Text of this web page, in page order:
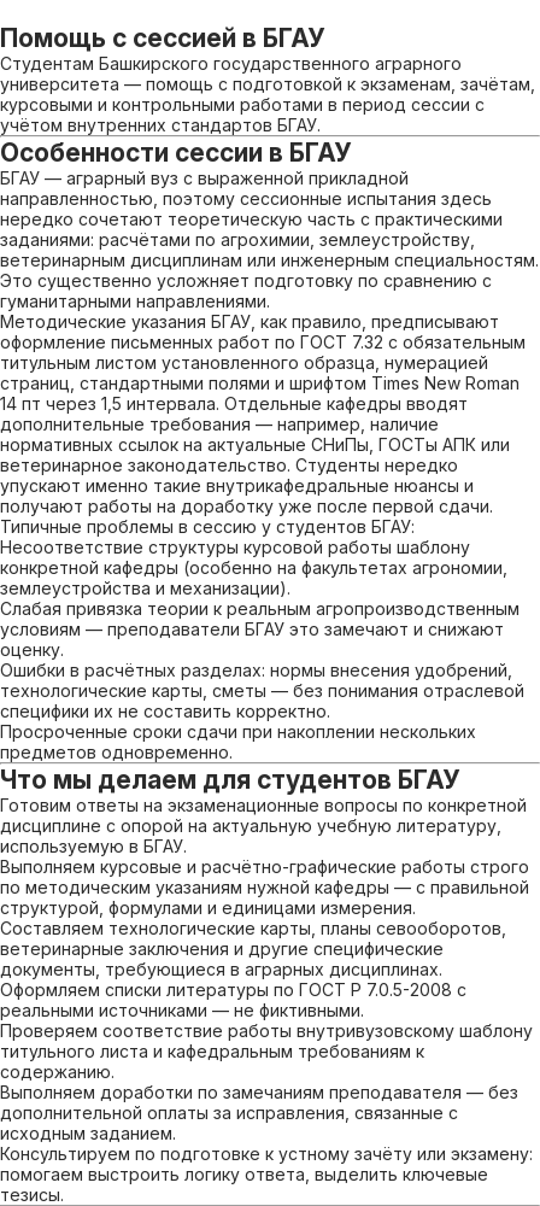
Помощь с сессией в БГАУ
Студентам Башкирского государственного аграрного
университета — помощь с подготовкой к экзаменам, зачётам,
курсовыми и контрольными работами в период сессии с
учётом внутренних стандартов БГАУ.
Особенности сессии в БГАУ
БГАУ — аграрный вуз с выраженной прикладной
направленностью, поэтому сессионные испытания здесь
нередко сочетают теоретическую часть с практическими
заданиями: расчётами по агрохимии, землеустройству,
ветеринарным дисциплинам или инженерным специальностям.
Это существенно усложняет подготовку по сравнению с
гуманитарными направлениями.
Методические указания БГАУ, как правило, предписывают
оформление письменных работ по ГОСТ 7.32 с обязательным
титульным листом установленного образца, нумерацией
страниц, стандартными полями и шрифтом Times New Roman
14 пт через 1,5 интервала. Отдельные кафедры вводят
дополнительные требования — например, наличие
нормативных ссылок на актуальные СНиПы, ГОСТы АПК или
ветеринарное законодательство. Студенты нередко
упускают именно такие внутрикафедральные нюансы и
получают работы на доработку уже после первой сдачи.
Типичные проблемы в сессию у студентов БГАУ:
Несоответствие структуры курсовой работы шаблону
конкретной кафедры (особенно на факультетах агрономии,
землеустройства и механизации).
Слабая привязка теории к реальным агропроизводственным
условиям — преподаватели БГАУ это замечают и снижают
оценку.
Ошибки в расчётных разделах: нормы внесения удобрений,
технологические карты, сметы — без понимания отраслевой
специфики их не составить корректно.
Просроченные сроки сдачи при накоплении нескольких
предметов одновременно.
Что мы делаем для студентов БГАУ
Готовим ответы на экзаменационные вопросы по конкретной
дисциплине с опорой на актуальную учебную литературу,
используемую в БГАУ.
Выполняем курсовые и расчётно-графические работы строго
по методическим указаниям нужной кафедры — с правильной
структурой, формулами и единицами измерения.
Составляем технологические карты, планы севооборотов,
ветеринарные заключения и другие специфические
документы, требующиеся в аграрных дисциплинах.
Оформляем списки литературы по ГОСТ Р 7.0.5-2008 с
реальными источниками — не фиктивными.
Проверяем соответствие работы внутривузовскому шаблону
титульного листа и кафедральным требованиям к
содержанию.
Выполняем доработки по замечаниям преподавателя — без
дополнительной оплаты за исправления, связанные с
исходным заданием.
Консультируем по подготовке к устному зачёту или экзамену:
помогаем выстроить логику ответа, выделить ключевые
тезисы.